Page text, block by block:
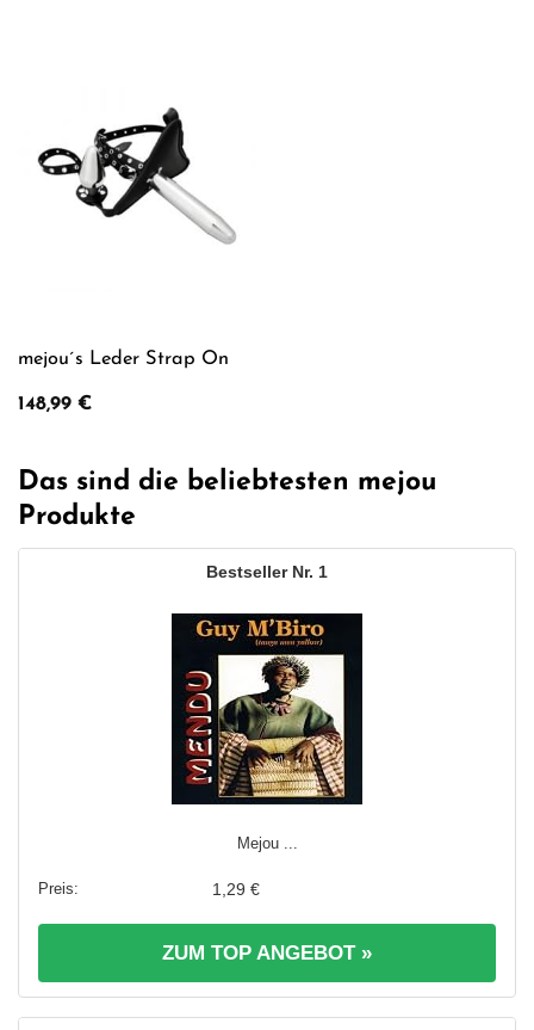
mejou´s Leder Strap On
148,99 €
Das sind die beliebtesten mejou
Produkte
1
Mejou ...
1,29 €
ZUM TOP ANGEBOT »